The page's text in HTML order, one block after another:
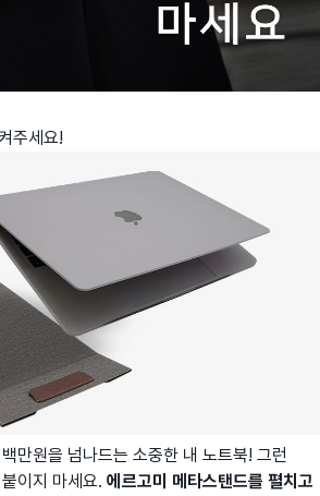
주세요!
만원을 넘나드는 소중한 내 노트북! 그런
이지 마세요. 에르고미 메타스탠드를 펼치고